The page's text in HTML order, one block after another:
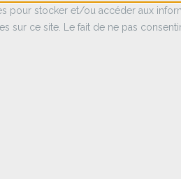
stocker et/ou accéder aux
ce site. Le fait de ne pas